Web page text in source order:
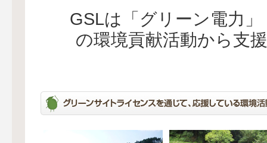
GSLは「グリーン電力
の環境貢献活動から支